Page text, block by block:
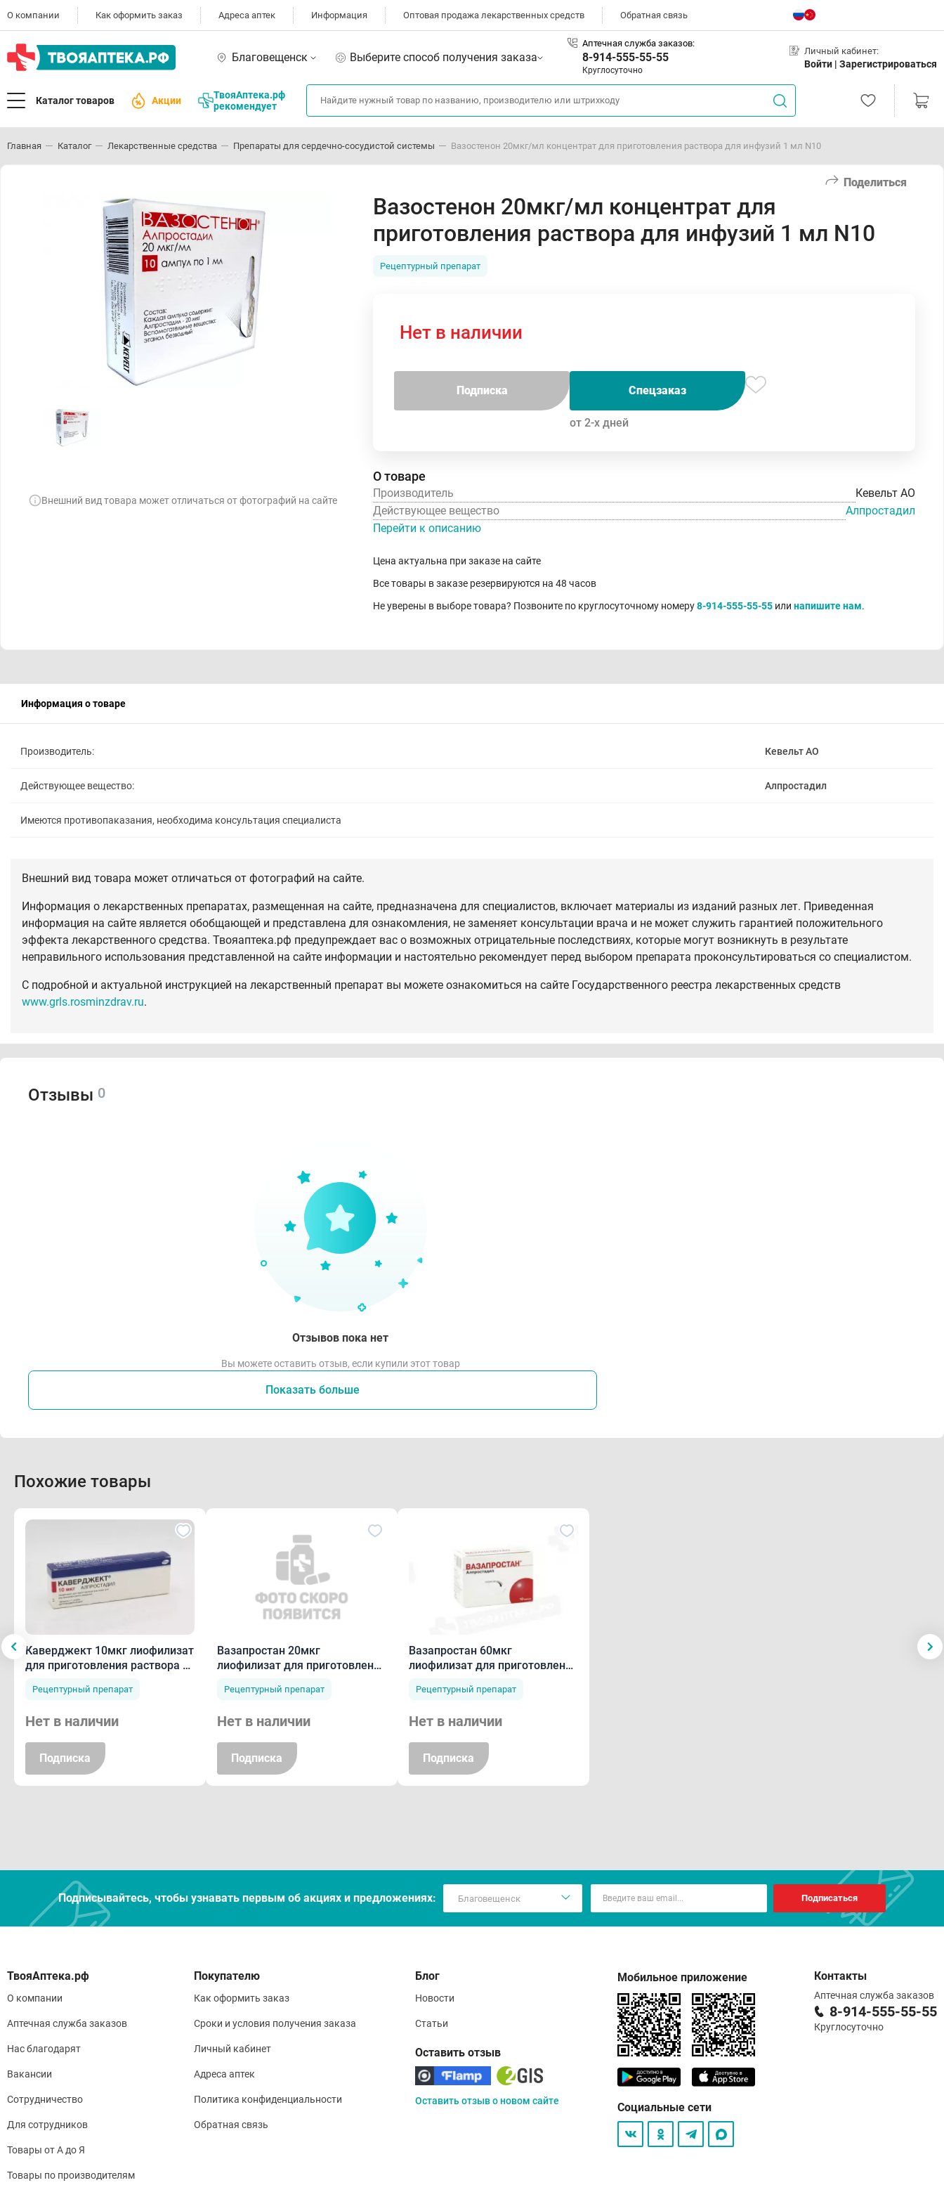
О компании Как оформить заказ Адреса аптек Информация Оптовая продажа лекарственных средств Обратная связь
Благовещенск Выберите способ получения заказа
Аптечная служба заказов:
8-914-555-55-55
Круглосуточно
Личный кабинет:
Войти | Зарегистрироваться
Каталог товаров Акции
ТвояАптека.рф
рекомендует
Главная Каталог Лекарственные средства Препараты для сердечно-сосудистой системы Вазостенон 20мкг/мл концентрат для приготовления раствора для инфузий 1 мл N10
Поделиться
Внешний вид товара может отличаться от фотографий на сайте
Вазостенон 20мкг/мл концентрат для
приготовления раствора для инфузий 1 мл N10
Рецептурный препарат
Нет в наличии
Подписка Спецзаказ
от 2-х дней
О товаре
Производитель
Кевельт АО
Действующее вещество
Алпростадил
Перейти к описанию
Цена актуальна при заказе на сайте
Все товары в заказе резервируются на 48 часов
Не уверены в выборе товара? Позвоните по круглосуточному номеру8-914-555-55-55 или напишите нам.
Информация о товаре
Производитель: Кевельт АО
Действующее вещество: Алпростадил
Имеются противопаказания, необходима консультация специалиста
Внешний вид товара может отличаться от фотографий на сайте.
Информация о лекарственных препаратах, размещенная на сайте, предназначена для специалистов, включает материалы из изданий разных лет. Приведенная
информация на сайте является обобщающей и представлена для ознакомления, не заменяет консультации врача и не может служить гарантией положительного
эффекта лекарственного средства. Твояаптека.рф предупреждает вас о возможных отрицательные последствиях, которые могут возникнуть в результате
неправильного использования представленной на сайте информации и настоятельно рекомендует перед выбором препарата проконсультироваться со специалистом.
С подробной и актуальной инструкцией на лекарственный препарат вы можете ознакомиться на сайте Государственного реестра лекарственных средств
www.grls.rosminzdrav.ru.
Отзывы 0
Отзывов пока нет
Вы можете оставить отзыв, если купили этот товар
Показать больше
Похожие товары
Каверджект 10мкг лиофилизат
для приготовления раствора д/
Рецептурный препарат
Нет в наличии
Подписка
Вазапростан 20мкг
лиофилизат для приготовления
N10
Рецептурный препарат
Нет в наличии
Подписка
Вазапростан 60мкг
лиофилизат для приготовления
N10
Рецептурный препарат
Нет в наличии
Подписка
Подписывайтесь, чтобы узнавать первым об акцияx и предложениях: Подписаться
О компании
Аптечная служба заказов
Нас благодарят
Вакансии
Сотрудничество
Для сотрудников
Товары от А до Я
Товары по производителям
Покупателю
Как оформить заказ
Сроки и условия получения заказа
Личный кабинет
Адреса аптек
Политика конфиденциальности
Обратная связь
Блог
Новости
Статьи
Оставить отзыв
Оставить отзыв о новом сайте
Мобильное приложение
Социальные сети
Контакты
Аптечная служба заказов
8-914-555-55-55
Круглосуточно